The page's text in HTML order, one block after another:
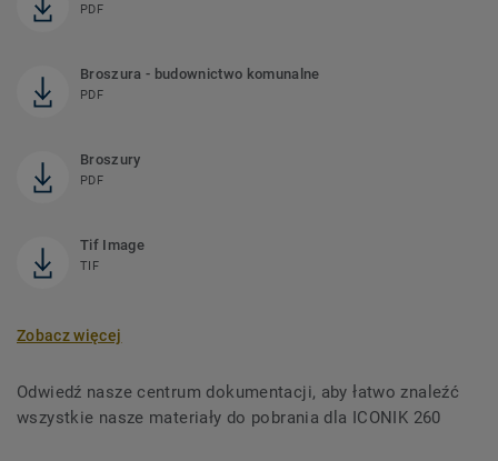
PDF
Broszura - budownictwo komunalne
PDF
Broszury
PDF
Tif Image
TIF
Zobacz więcej
Odwiedź nasze centrum dokumentacji, aby łatwo znaleźć
wszystkie nasze materiały do ​​pobrania dla ICONIK 260